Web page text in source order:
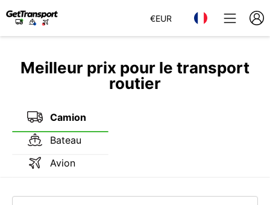
€EUR
Meilleur prix pour le transport
routier
Camion
Bateau
Avion